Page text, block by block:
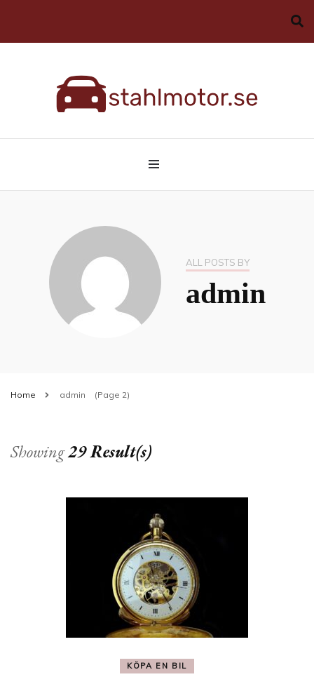
stahlmotor.se
ALL POSTS BY
admin
Home admin (Page 2)
Showing29 Result(s)
KÖPA EN BIL